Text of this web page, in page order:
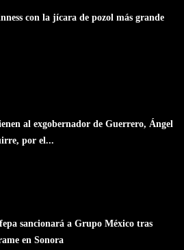
con la jícara de pozol más grande
al exgobernador de Guerrero, Ángel
por el...
sancionará a Grupo México tras
en Sonora